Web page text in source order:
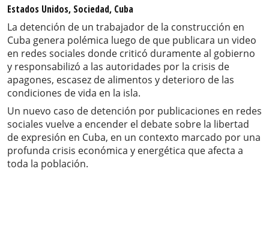
Estados Unidos, Sociedad, Cuba
La detención de un trabajador de la construcción en
Cuba genera polémica luego de que publicara un video
en redes sociales donde criticó duramente al gobierno
y responsabilizó a las autoridades por la crisis de
apagones, escasez de alimentos y deterioro de las
condiciones de vida en la isla.
Un nuevo caso de detención por publicaciones en redes
sociales vuelve a encender el debate sobre la libertad
de expresión en Cuba, en un contexto marcado por una
profunda crisis económica y energética que afecta a
toda la población.